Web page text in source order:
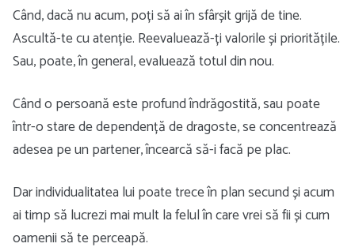
Când, dacă nu acum, poți să ai în sfârșit grijă de tine.
Ascultă-te cu atenție. Reevaluează-ți valorile și prioritățile.
Sau, poate, în general, evaluează totul din nou.
Când o persoană este profund îndrăgostită, sau poate
într-o stare de dependență de dragoste, se concentrează
adesea pe un partener, încearcă să-i facă pe plac.
Dar individualitatea lui poate trece în plan secund și acum
ai timp să lucrezi mai mult la felul în care vrei să fii și cum
oamenii să te perceapă.